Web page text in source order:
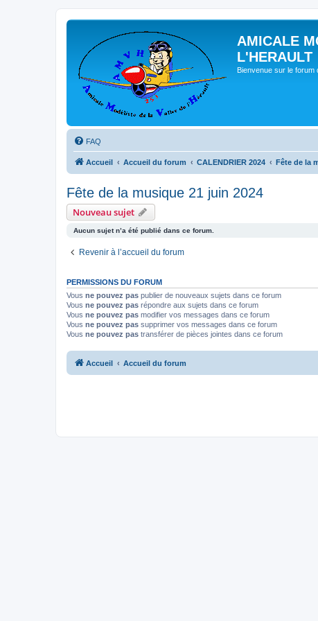
AMICALE
L'HERAULT
Bienvenue sur le forum
FAQ
Accueil Accueil du forum CALENDRIER 2024 Fête de la
Fête de la musique 21 juin 2024
Nouveau sujet
Aucun sujet n’a été publié dans ce forum.
Revenir à l’accueil du forum
PERMISSIONS DU FORUM
Vous ne pouvez pas publier de nouveaux sujets dans ce forum
Vous ne pouvez pas répondre aux sujets dans ce forum
Vous ne pouvez pas modifier vos messages dans ce forum
Vous ne pouvez pas supprimer vos messages dans ce forum
Vous ne pouvez pas transférer de pièces jointes dans ce forum
Accueil Accueil du forum